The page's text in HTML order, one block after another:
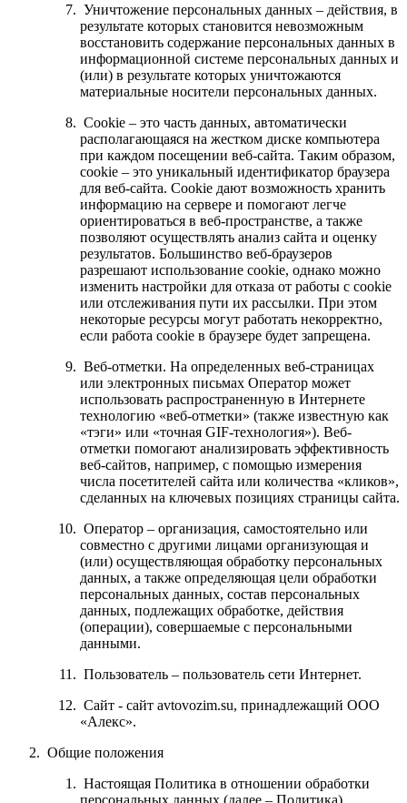
Уничтожение персональных данных – действия, в
результате которых становится невозможным
восстановить содержание персональных данных в
информационной системе персональных данных и
(или) в результате которых уничтожаются
материальные носители персональных данных.
Cookie – это часть данных, автоматически
располагающаяся на жестком диске компьютера
при каждом посещении веб-сайта. Таким образом,
cookie – это уникальный идентификатор браузера
для веб-сайта. Cookie дают возможность хранить
информацию на сервере и помогают легче
ориентироваться в веб-пространстве, а также
позволяют осуществлять анализ сайта и оценку
результатов. Большинство веб-браузеров
разрешают использование cookie, однако можно
изменить настройки для отказа от работы с cookie
или отслеживания пути их рассылки. При этом
некоторые ресурсы могут работать некорректно,
если работа cookie в браузере будет запрещена.
Веб-отметки. На определенных веб-страницах
или электронных письмах Оператор может
использовать распространенную в Интернете
технологию «веб-отметки» (также известную как
«тэги» или «точная GIF-технология»). Веб-
отметки помогают анализировать эффективность
веб-сайтов, например, с помощью измерения
числа посетителей сайта или количества «кликов»,
сделанных на ключевых позициях страницы сайта.
Оператор – организация, самостоятельно или
совместно с другими лицами организующая и
(или) осуществляющая обработку персональных
данных, а также определяющая цели обработки
персональных данных, состав персональных
данных, подлежащих обработке, действия
(операции), совершаемые с персональными
данными.
Пользователь – пользователь сети Интернет.
Сайт - сайт avtovozim.su, принадлежащий ООО
«Алекс».
Общие положения
Настоящая Политика в отношении обработки
персональных данных (далее – Политика)